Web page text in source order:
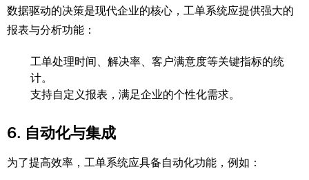
数据驱动的决策是现代企业的核心，工单系统应提供强大的
报表与分析功能：
工单处理时间、解决率、客户满意度等关键指标的统
计。
支持自定义报表，满足企业的个性化需求。
6. 自动化与集成
为了提高效率，工单系统应具备自动化功能，例如：